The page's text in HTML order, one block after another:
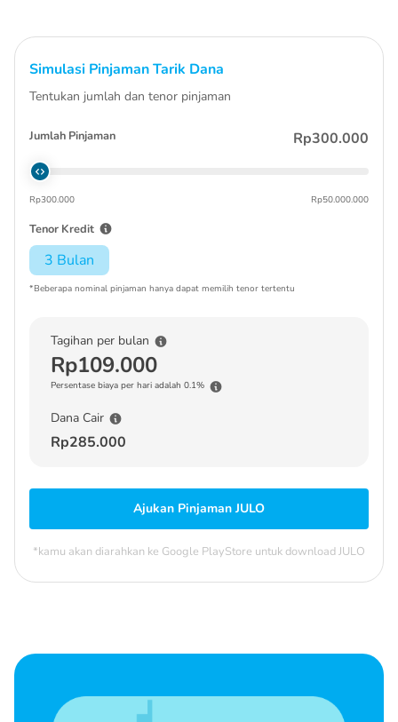
Simulasi Pinjaman Tarik Dana
Tentukan jumlah dan tenor pinjaman
Jumlah Pinjaman Rp300.000
Rp300.000 Rp50.000.000
Tenor Kredit
3 Bulan
*Beberapa nominal pinjaman hanya dapat memilih tenor tertentu
Tagihan per bulan
Rp109.000
Persentase biaya per hari adalah 0.1%
Dana Cair
Rp285.000
Ajukan Pinjaman JULO
*kamu akan diarahkan ke Google PlayStore untuk download JULO